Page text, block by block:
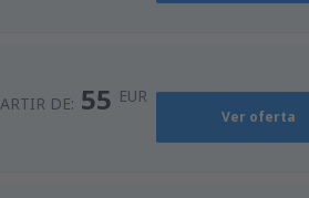
DE: 55 EUR
Ver oferta